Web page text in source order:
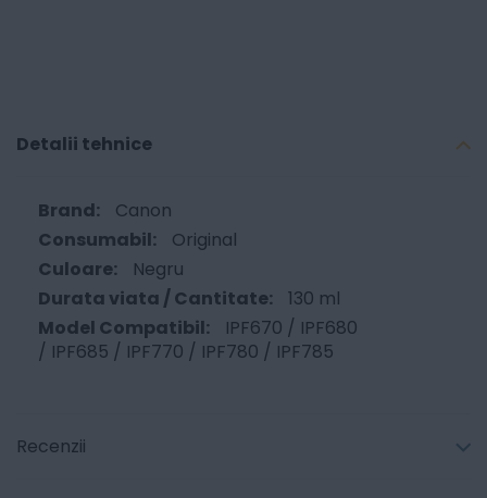
Detalii tehnice
Canon
Original
Negru
130 ml
IPF670 / IPF680
/ IPF685 / IPF770 / IPF780 / IPF785
Recenzii